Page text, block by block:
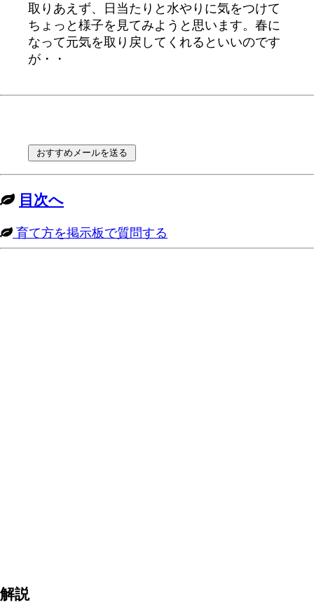
取りあえず、日当たりと水やりに気をつけて
ちょっと様子を見てみようと思います。春に
なって元気を取り戻してくれるといいのです
が・・
目次へ
育て方を掲示板で質問する
解説